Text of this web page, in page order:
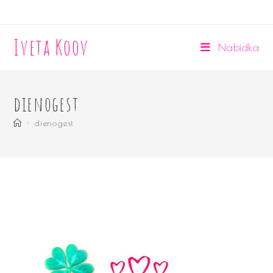
k
obsahuIveta Koov Nabídka
dienogest
> dienogest